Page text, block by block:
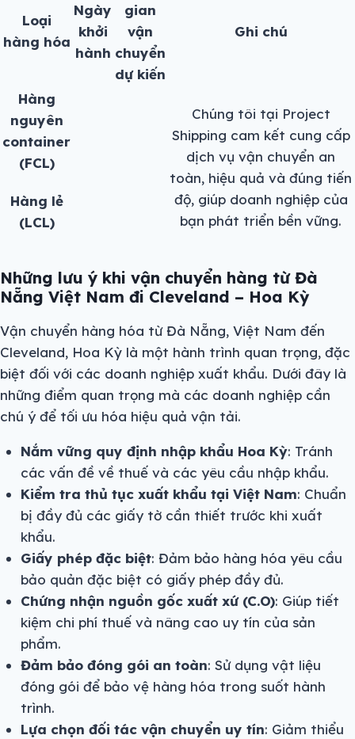
Loại
hàng hóa
Ngày
khởi
hành
gian
vận
chuyển
dự kiến
Ghi chú
Hàng
nguyên
container
(FCL)
Chúng tôi tại Project
Shipping cam kết cung cấp
dịch vụ vận chuyển an
toàn, hiệu quả và đúng tiến
độ, giúp doanh nghiệp của
bạn phát triển bền vững.
Hàng lẻ
(LCL)
Những lưu ý khi vận chuyển hàng từ Đà
Nẵng Việt Nam đi Cleveland – Hoa Kỳ
Vận chuyển hàng hóa từ Đà Nẵng, Việt Nam đến
Cleveland, Hoa Kỳ là một hành trình quan trọng, đặc
biệt đối với các doanh nghiệp xuất khẩu. Dưới đây là
những điểm quan trọng mà các doanh nghiệp cần
chú ý để tối ưu hóa hiệu quả vận tải.
Nắm vững quy định nhập khẩu Hoa Kỳ: Tránh
các vấn đề về thuế và các yêu cầu nhập khẩu.
Kiểm tra thủ tục xuất khẩu tại Việt Nam: Chuẩn
bị đầy đủ các giấy tờ cần thiết trước khi xuất
khẩu.
Giấy phép đặc biệt: Đảm bảo hàng hóa yêu cầu
bảo quản đặc biệt có giấy phép đầy đủ.
Chứng nhận nguồn gốc xuất xứ (C.O): Giúp tiết
kiệm chi phí thuế và nâng cao uy tín của sản
phẩm.
Đảm bảo đóng gói an toàn: Sử dụng vật liệu
đóng gói để bảo vệ hàng hóa trong suốt hành
trình.
Lựa chọn đối tác vận chuyển uy tín: Giảm thiểu